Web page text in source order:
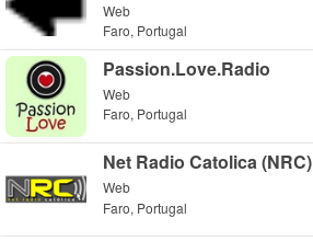
Web
Faro, Portugal
Passion.Love.Radio
Web
Faro, Portugal
Net Radio Catolica (NRC)
Web
Faro, Portugal